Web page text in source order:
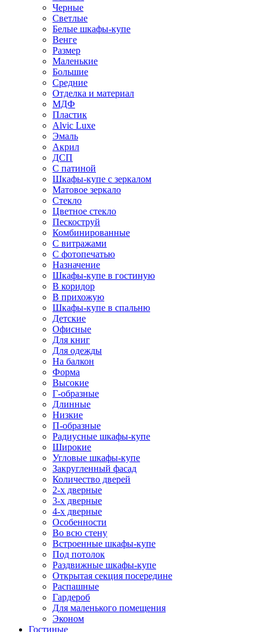
Черные
Светлые
Белые шкафы-купе
Венге
Размер
Маленькие
Большие
Средние
Отделка и материал
МДФ
Пластик
Alvic Luxe
Эмаль
Акрил
ДСП
С патиной
Шкафы-купе с зеркалом
Матовое зеркало
Стекло
Цветное стекло
Пескоструй
Комбинированные
С витражами
С фотопечатью
Назначение
Шкафы-купе в гостиную
В коридор
В прихожую
Шкафы-купе в спальню
Детские
Офисные
Для книг
Для одежды
На балкон
Форма
Высокие
Г-образные
Длинные
Низкие
П-образные
Радиусные шкафы-купе
Широкие
Угловые шкафы-купе
Закругленный фасад
Количество дверей
2-х дверные
3-х дверные
4-х дверные
Особенности
Во всю стену
Встроенные шкафы-купе
Под потолок
Раздвижные шкафы-купе
Открытая секция посередине
Распашные
Гардероб
Для маленького помещения
Эконом
Гостиные